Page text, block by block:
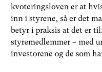
kvoteringsloven er at
inn i styrene, så er det
betyr i praksis at det er
styremedlemmer – med
investorene og de som